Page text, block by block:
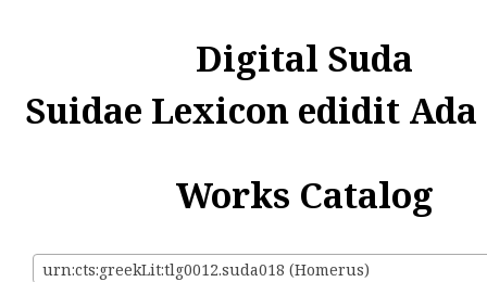
Digital Suda
Suidae Lexicon edidit
Works Catalog
urn:cts:greekLit:tlg0012.suda018 (Homerus)